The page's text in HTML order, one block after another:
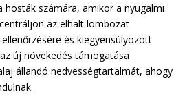
hosták számára, amikor a nyugalmi
az elhalt lombozat
és kiegyensúlyozott
új növekedés támogatása
állandó nedvességtartalmát, ahogy